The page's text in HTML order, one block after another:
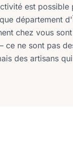
est
département
chez vous
ce ne sont pas
des artisans